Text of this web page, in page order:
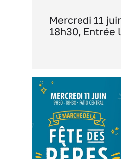
Mercredi 11
18h30, Entrée